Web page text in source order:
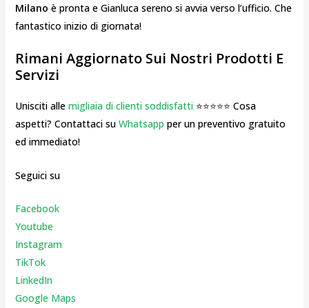
Milano è pronta e Gianluca sereno si avvia verso l’ufficio. Che
fantastico inizio di giornata!
Rimani Aggiornato Sui Nostri Prodotti E
Servizi
Unisciti alle migliaia di clienti soddisfatti⭐⭐⭐⭐⭐ Cosa
aspetti? Contattaci su Whatsapp per un preventivo gratuito
ed immediato!
Seguici su
Facebook
Youtube
Instagram
TikTok
LinkedIn
Google Maps